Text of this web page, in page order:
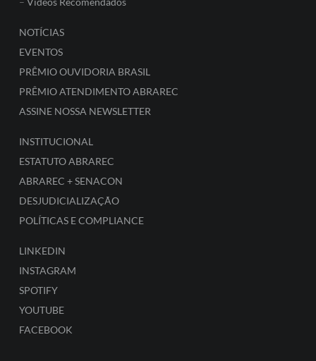
NOTÍCIAS
EVENTOS
PRÊMIO OUVIDORIA BRASIL
PRÊMIO ATENDIMENTO ABRAREC
ASSINE NOSSA NEWSLETTER
INSTITUCIONAL
ESTATUTO ABRAREC
ABRAREC + SENACON
DESJUDICIALIZAÇÃO
POLÍTICAS E COMPLIANCE
LINKEDIN
INSTAGRAM
SPOTIFY
YOUTUBE
FACEBOOK